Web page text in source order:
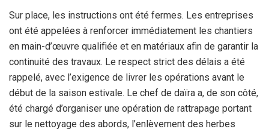
Sur place, les instructions ont été fermes. Les entreprises
ont été appelées à renforcer immédiatement les chantiers
en main-d’œuvre qualifiée et en matériaux afin de garantir la
continuité des travaux. Le respect strict des délais a été
rappelé, avec l’exigence de livrer les opérations avant le
début de la saison estivale. Le chef de daïra a, de son côté,
été chargé d’organiser une opération de rattrapage portant
sur le nettoyage des abords, l’enlèvement des herbes